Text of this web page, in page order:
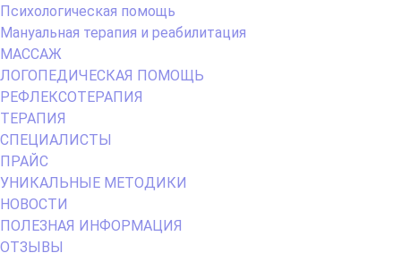
Психологическая помощь
Мануальная терапия и реабилитация
МАССАЖ
ЛОГОПЕДИЧЕСКАЯ ПОМОЩЬ
РЕФЛЕКСОТЕРАПИЯ
ТЕРАПИЯ
СПЕЦИАЛИСТЫ
ПРАЙС
УНИКАЛЬНЫЕ МЕТОДИКИ
НОВОСТИ
ПОЛЕЗНАЯ ИНФОРМАЦИЯ
ОТЗЫВЫ